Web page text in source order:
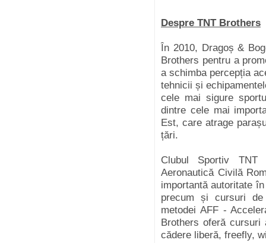
Despre TNT Brothers
În 2010, Dragoș &
Brothers pentru a
a schimba percepția
tehnicii și
cele mai sigure
dintre cele mai
Est, care atrage
țări.
Clubul Sportiv TNT
Aeronautică Civilă
importantă autoritate
precum și cursuri
metodei AFF -
Brothers oferă cursuri
cădere liberă, freefly,